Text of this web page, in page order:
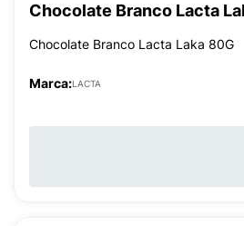
Chocolate Branco Lacta
Chocolate Branco Lacta Laka 80G
Marca:LACTA